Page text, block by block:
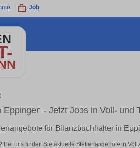
Job
- Jetzt Jobs in Voll- und
für Bilanzbuchhalter in
uns finden Sie aktuelle Stellenangebote in